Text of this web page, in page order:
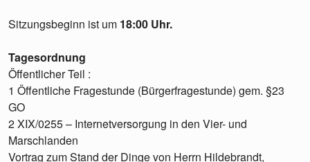
Sitzungsbeginn ist um 18:00 Uhr.
Tagesordnung
Öffentlicher Teil :
1 Öffentliche Fragestunde (Bürgerfragestunde) gem. §23
GO
2 XIX/0255 – Internetversorgung in den Vier- und
Marschlanden
Vortrag zum Stand der Dinge von Herrn Hildebrandt,